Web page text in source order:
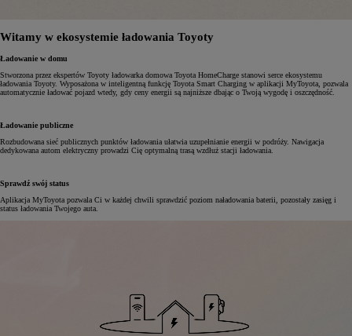
Witamy w ekosystemie ładowania Toyoty
Ładowanie w domu
Stworzona przez ekspertów Toyoty ładowarka domowa Toyota HomeCharge stanowi serce ekosystemu
ładowania Toyoty. Wyposażona w inteligentną funkcję Toyota Smart Charging w aplikacji MyToyota, pozwala
automatycznie ładować pojazd wtedy, gdy ceny energii są najniższe dbając o Twoją wygodę i oszczędność.
Ładowanie publiczne
Rozbudowana sieć publicznych punktów ładowania ułatwia uzupełnianie energii w podróży. Nawigacja
dedykowana autom elektryczny prowadzi Cię optymalną trasą wzdłuż stacji ładowania.
Sprawdź swój status
Aplikacja MyToyota pozwala Ci w każdej chwili sprawdzić poziom naładowania baterii, pozostały zasięg i
status ładowania Twojego auta.